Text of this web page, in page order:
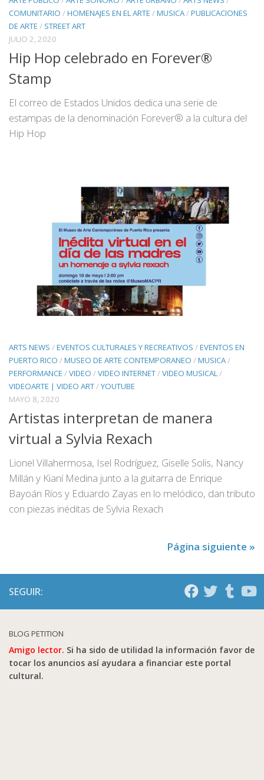
COMUNITARIO /HOMENAJES EN EL ARTE /MUSICA/PUBLICACIONES
DE ARTE / STREET ART
JULIO 2, 2020
Hip Hop celebrado en Forever®
Stamp
El correo de Estados Unidos dedica una serie de
estampas de la denominación Forever® a la cultura del
Hip Hop
ARTS NEWS /EVENTOS CULTURALES Y RECREATIVOS /EVENTOS EN
PUERTO RICO /MUSEO DE ARTE CONTEMPORANEO /MUSICA/
PERFORMANCE /VIDEO /VIDEO INTERNET/VIDEO MUSICAL/
VIDEOARTE | VIDEO ART/YOUTUBE
MAYO 8, 2020
Artistas interpretan de manera
virtual a Sylvia Rexach
Lionel Villahermosa, Isel Rodríguez, Giselle Solis, Nancy
Millán y Kianí Medina junto a la guitarra de Enrique
Bayoán Ríos y Eduardo Zayas en lo melódico, dan tributo
con piezas inéditas de Sylvia Rexach
Página siguiente »
SEGUIR:
BLOG PETITION
Amigo lector. Si ha sido de utilidad la información favor de
tocar los anuncios así ayudara a financiar este portal
cultural.